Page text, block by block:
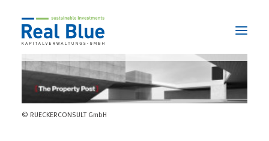
ÜBER UNS
3 STARKE LEISTUNGEN
© RUECKERCONSULT GmbH